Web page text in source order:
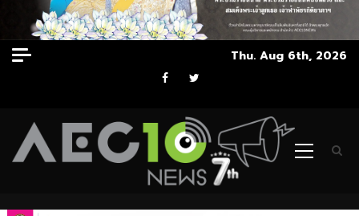
Skip
to
Thu. Aug 6th, 2026
Facebook
Twitter
Primary